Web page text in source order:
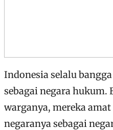
Indonesia selalu
sebagai negara hukum.
warganya, mereka
negaranya sebagai